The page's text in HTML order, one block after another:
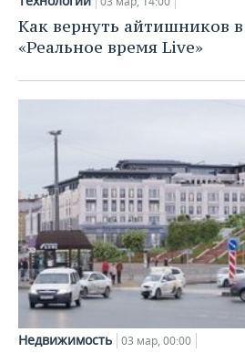
ВОДНЫЕ ВИДЫ СПОРТА
ОБРАЗОВАНИЕ
Как вернуть айтишников
«Реальное время Live»
Недвижимость 03 мар, 00:00